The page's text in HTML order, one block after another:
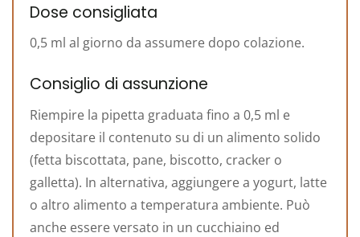
Dose consigliata
0,5 ml al giorno da assumere dopo colazione.
Consiglio di assunzione
Riempire la pipetta graduata fino a 0,5 ml e
depositare il contenuto su di un alimento solido
(fetta biscottata, pane, biscotto, cracker o
galletta). In alternativa, aggiungere a yogurt, latte
o altro alimento a temperatura ambiente. Può
anche essere versato in un cucchiaino ed